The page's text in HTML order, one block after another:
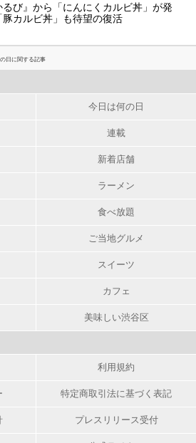
るび』から「にんにくカルビ丼」が発
カルビ丼」も待望の復活
日に関する記事
今日は何の日
連載
新着店舗
ラーメン
食べ放題
ご当地グルメ
スイーツ
カフェ
美味しい渋谷区
利用規約
特定商取引法に基づく表記
プレスリリース受付